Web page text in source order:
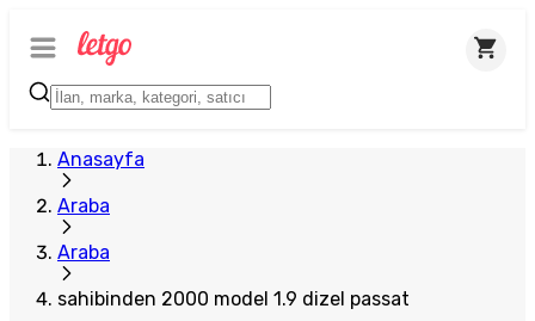
Anasayfa
Araba
Araba
sahibinden 2000 model 1.9 dizel passat